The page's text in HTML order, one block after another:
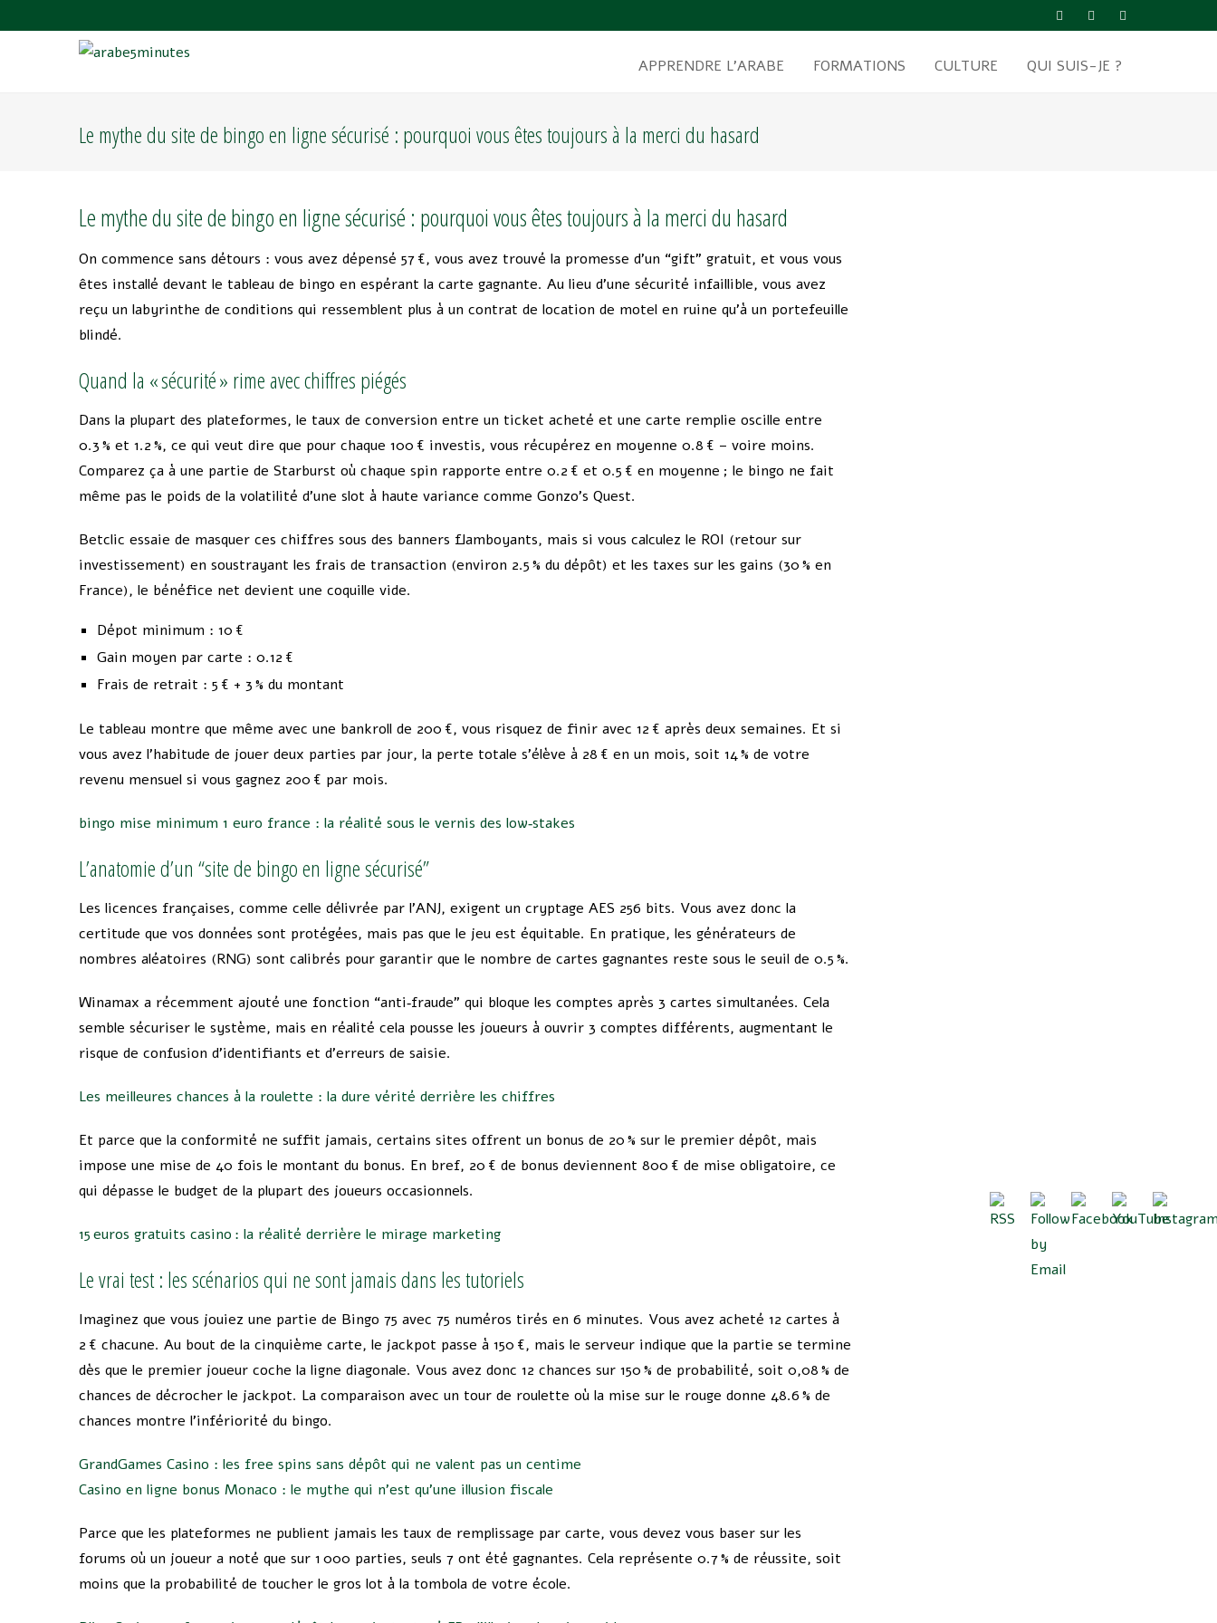
APPRENDRE L’ARABE FORMATIONS CULTURE QUI SUIS-JE ?
Le mythe du site de bingo en ligne sécurisé : pourquoi vous êtes toujours à la merci du hasard
Le mythe du site de bingo en ligne sécurisé : pourquoi vous êtes toujours à la merci du hasard
On commence sans détours : vous avez dépensé 57 €, vous avez trouvé la promesse d’un “gift” gratuit, et vous vous
êtes installé devant le tableau de bingo en espérant la carte gagnante. Au lieu d’une sécurité infaillible, vous avez
reçu un labyrinthe de conditions qui ressemblent plus à un contrat de location de motel en ruine qu’à un portefeuille
blindé.
Quand la « sécurité » rime avec chiffres piégés
Dans la plupart des plateformes, le taux de conversion entre un ticket acheté et une carte remplie oscille entre
0.3 % et 1.2 %, ce qui veut dire que pour chaque 100 € investis, vous récupérez en moyenne 0.8 € – voire moins.
Comparez ça à une partie de Starburst où chaque spin rapporte entre 0.2 € et 0.5 € en moyenne ; le bingo ne fait
même pas le poids de la volatilité d’une slot à haute variance comme Gonzo’s Quest.
Betclic essaie de masquer ces chiffres sous des banners flamboyants, mais si vous calculez le ROI (retour sur
investissement) en soustrayant les frais de transaction (environ 2.5 % du dépôt) et les taxes sur les gains (30 % en
France), le bénéfice net devient une coquille vide.
Dépot minimum : 10 €
Gain moyen par carte : 0.12 €
Frais de retrait : 5 € + 3 % du montant
Le tableau montre que même avec une bankroll de 200 €, vous risquez de finir avec 12 € après deux semaines. Et si
vous avez l’habitude de jouer deux parties par jour, la perte totale s’élève à 28 € en un mois, soit 14 % de votre
revenu mensuel si vous gagnez 200 € par mois.
bingo mise minimum 1 euro france : la réalité sous le vernis des low‑stakes
L’anatomie d’un “site de bingo en ligne sécurisé”
Les licences françaises, comme celle délivrée par l’ANJ, exigent un cryptage AES 256 bits. Vous avez donc la
certitude que vos données sont protégées, mais pas que le jeu est équitable. En pratique, les générateurs de
nombres aléatoires (RNG) sont calibrés pour garantir que le nombre de cartes gagnantes reste sous le seuil de 0.5 %.
Winamax a récemment ajouté une fonction “anti‑fraude” qui bloque les comptes après 3 cartes simultanées. Cela
semble sécuriser le système, mais en réalité cela pousse les joueurs à ouvrir 3 comptes différents, augmentant le
risque de confusion d’identifiants et d’erreurs de saisie.
Les meilleures chances à la roulette : la dure vérité derrière les chiffres
Et parce que la conformité ne suffit jamais, certains sites offrent un bonus de 20 % sur le premier dépôt, mais
impose une mise de 40 fois le montant du bonus. En bref, 20 € de bonus deviennent 800 € de mise obligatoire, ce
qui dépasse le budget de la plupart des joueurs occasionnels.
15 euros gratuits casino : la réalité derrière le mirage marketing
Le vrai test : les scénarios qui ne sont jamais dans les tutoriels
Imaginez que vous jouiez une partie de Bingo 75 avec 75 numéros tirés en 6 minutes. Vous avez acheté 12 cartes à
2 € chacune. Au bout de la cinquième carte, le jackpot passe à 150 €, mais le serveur indique que la partie se termine
dès que le premier joueur coche la ligne diagonale. Vous avez donc 12 chances sur 150 % de probabilité, soit 0,08 % de
chances de décrocher le jackpot. La comparaison avec un tour de roulette où la mise sur le rouge donne 48.6 % de
chances montre l’infériorité du bingo.
GrandGames Casino : les free spins sans dépôt qui ne valent pas un centime
Casino en ligne bonus Monaco : le mythe qui n’est qu’une illusion fiscale
Parce que les plateformes ne publient jamais les taux de remplissage par carte, vous devez vous baser sur les
forums où un joueur a noté que sur 1 000 parties, seuls 7 ont été gagnantes. Cela représente 0.7 % de réussite, soit
moins que la probabilité de toucher le gros lot à la tombola de votre école.